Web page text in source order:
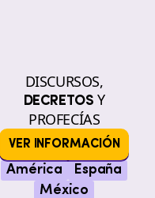
DISCURSOS,
DECRETOS Y
PROFECÍAS
VER INFORMACIÓN
América
España
México